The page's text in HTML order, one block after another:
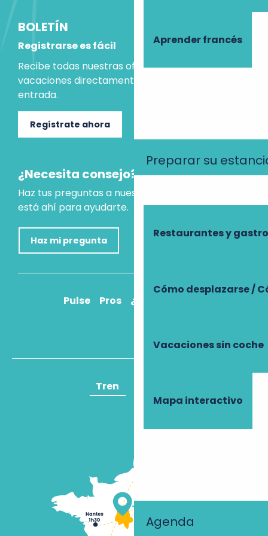
Aprender francés
Preparar su
Restaurantes y
Cómo desplazarse /
Vacaciones sin coche
Mapa interactivo
Agenda
BOLETÍN
Registrarse es fácil
Recibe todas nuestras ofertas e ideas para las
vacaciones directamente en tu bandeja de
entrada.
Regístrate ahora
¿Necesita consejo?
Haz tus preguntas a nuestro asistente virtual, que
está ahí para ayudarte.
Haz mi pregunta
Pulse Pros ¿Cómo llegar?
Tren